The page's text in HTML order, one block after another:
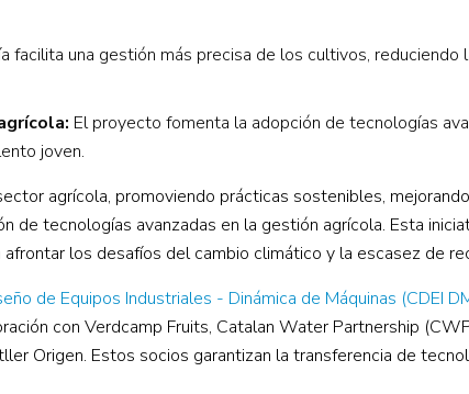
facilita una gestión más precisa de los cultivos,
El proyecto fomenta la adopción de tecnologías
joven.
agrícola, promoviendo prácticas sostenibles,
de tecnologías avanzadas en la gestión agrícola. Esta
los desafíos del cambio climático y la escasez de
de Equipos Industriales - Dinámica de Máquinas (CDEI
con Verdcamp Fruits, Catalan Water Partnership
Origen. Estos socios garantizan la transferencia de